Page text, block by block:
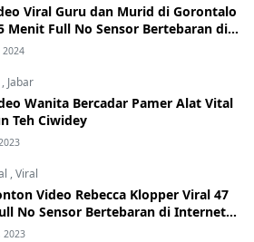
Viral Guru dan Murid di Gorontalo
Menit Full No Sensor Bertebaran di
Hati-Hati Phising!
2024
, Jabar
Wanita Bercadar Pamer Alat Vital
Teh Ciwidey
,Viral
Video Rebecca Klopper Viral 47
No Sensor Bertebaran di Internet,
Phising!
2023